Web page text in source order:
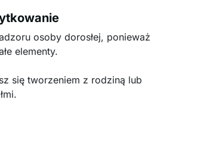
osoby dorosłej, ponieważ
elementy.
się tworzeniem z rodziną lub